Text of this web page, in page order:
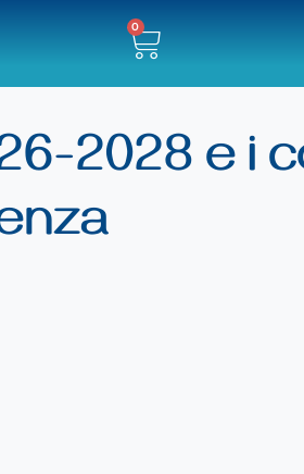
0
2028 e i